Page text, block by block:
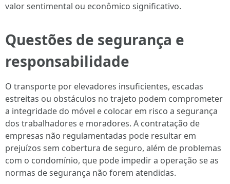
valor sentimental ou econômico significativo.
Questões de segurança e
responsabilidade
O transporte por elevadores insuficientes, escadas
estreitas ou obstáculos no trajeto podem comprometer
a integridade do móvel e colocar em risco a segurança
dos trabalhadores e moradores. A contratação de
empresas não regulamentadas pode resultar em
prejuízos sem cobertura de seguro, além de problemas
com o condomínio, que pode impedir a operação se as
normas de segurança não forem atendidas.